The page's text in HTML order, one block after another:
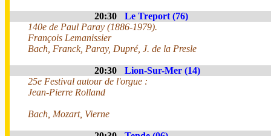
20:30
Le Treport (76)
140e de Paul Paray (1886-1979).
François Lemanissier
Bach, Franck, Paray, Dupré, J. de la Presle
20:30
Lion-Sur-Mer (14)
25e Festival autour de l'orgue :
Jean-Pierre Rolland
Bach, Mozart, Vierne